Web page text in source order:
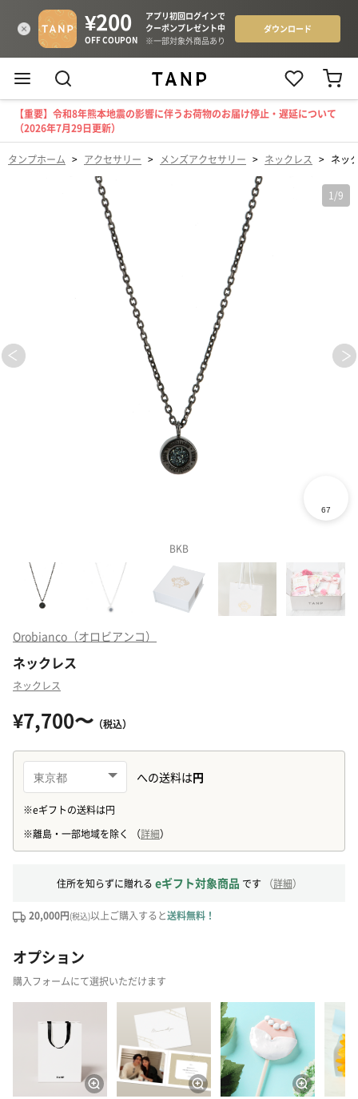
【重要】令和8年熊本地震の影響に伴うお荷物のお届け停止・遅延について
（2026年7月29日更新）
タンプホーム > アクセサリー > メンズアクセサリー > ネックレス > ネッ
1 /9
BKB
Orobianco（オロビアンコ）
ネックレス
ネックレス
¥7,700〜 （税込）
住所を知らずに贈れる eギフト対象商品 です （詳細）
20,000円(税込)以上ご購入すると送料無料！
オプション
購入フォームにて選択いただけます